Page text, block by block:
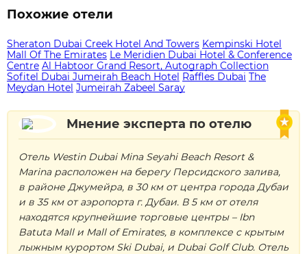
Похожие отели
Sheraton Dubai Creek Hotel And Towers Kempinski Hotel
Mall Of The Emirates Le Meridien Dubai Hotel & Conference
Centre Al Habtoor Grand Resort, Autograph Collection
Sofitel Dubai Jumeirah Beach Hotel Raffles Dubai The
Meydan Hotel Jumeirah Zabeel Saray
Мнение эксперта по отелю
Отель Westin Dubai Mina Seyahi Beach Resort &
Marina расположен на берегу Персидского залива,
в районе Джумейра, в 30 км от центра города Дубаи
и в 35 км от аэропорта г. Дубаи. В 5 км от отеля
находятся крупнейшие торговые центры – Ibn
Batuta Mall и Mall of Emirates, в комплексе с крытым
лыжным курортом Ski Dubai, и Dubai Golf Club. Отель